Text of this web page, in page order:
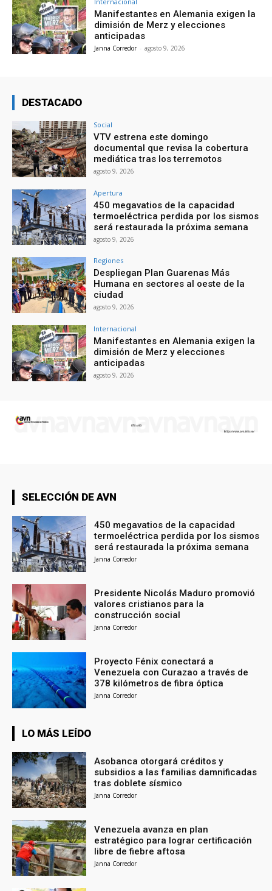
Manifestantes en Alemania exigen la
dimisión de Merz y elecciones
anticipadas
Janna Corredor - agosto 9, 2026
DESTACADO
Social
VTV estrena este domingo
documental que revisa la cobertura
mediática tras los terremotos
agosto 9, 2026
Apertura
450 megavatios de la capacidad
termoeléctrica perdida por los sismos
será restaurada la próxima semana
agosto 9, 2026
Regiones
Despliegan Plan Guarenas Más
Humana en sectores al oeste de la
ciudad
agosto 9, 2026
Internacional
Manifestantes en Alemania exigen la
dimisión de Merz y elecciones
anticipadas
agosto 9, 2026
SELECCIÓN DE AVN
450 megavatios de la capacidad
termoeléctrica perdida por los sismos
será restaurada la próxima semana
Janna Corredor
Presidente Nicolás Maduro promovió
valores cristianos para la
construcción social
Janna Corredor
Proyecto Fénix conectará a
Venezuela con Curazao a través de
378 kilómetros de fibra óptica
Janna Corredor
LO MÁS LEÍDO
Asobanca otorgará créditos y
subsidios a las familias damnificadas
tras doblete sísmico
Janna Corredor
Venezuela avanza en plan
estratégico para lograr certificación
libre de fiebre aftosa
Janna Corredor